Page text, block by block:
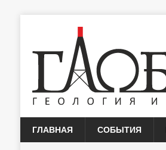
ГЛАВНАЯ СОБЫТИЯ